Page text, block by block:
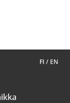
FI / EN